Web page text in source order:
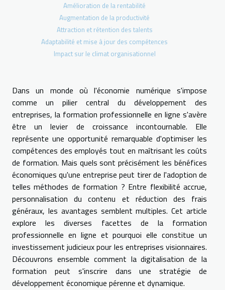
Amélioration de la rentabilité
Augmentation de la productivité
Attraction et rétention des talents
Adaptabilité et mise à jour des compétences
Impact sur le climat organisationnel
Dans un monde où l'économie numérique s'impose
comme un pilier central du développement des
entreprises, la formation professionnelle en ligne s'avère
être un levier de croissance incontournable. Elle
représente une opportunité remarquable d'optimiser les
compétences des employés tout en maîtrisant les coûts
de formation. Mais quels sont précisément les bénéfices
économiques qu'une entreprise peut tirer de l'adoption de
telles méthodes de formation ? Entre flexibilité accrue,
personnalisation du contenu et réduction des frais
généraux, les avantages semblent multiples. Cet article
explore les diverses facettes de la formation
professionnelle en ligne et pourquoi elle constitue un
investissement judicieux pour les entreprises visionnaires.
Découvrons ensemble comment la digitalisation de la
formation peut s'inscrire dans une stratégie de
développement économique pérenne et dynamique.